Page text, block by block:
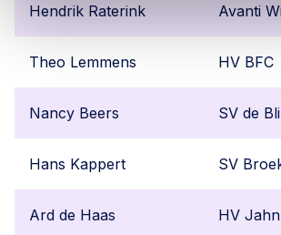
Hendrik Raterink Avanti
Theo Lemmens HV BFC
Nancy Beers SV de
Hans Kappert SV
Ard de Haas HV